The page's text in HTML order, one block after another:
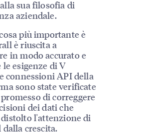
sua filosofia di
aziendale.
più importante è
è riuscita a
in modo accurato e
esigenze di V
connessioni API della
sono state verificate
di correggere
dei dati che
distolto l'attenzione di
crescita.